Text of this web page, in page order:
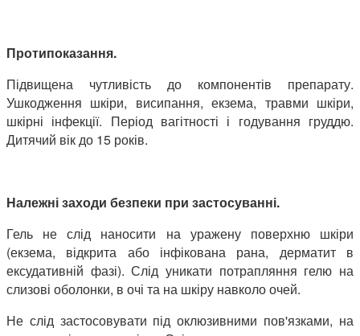
Протипоказання.
Підвищена чутливість до компонентів препарату.
Ушкодження шкіри, висипання, екзема, травми шкіри,
шкірні інфекції. Період вагітності і годування груддю.
Дитячий вік до 15 років.
Належні заходи безпеки при застосуванні.
Гель не слід наносити на уражену поверхню шкіри
(екзема, відкрита або інфікована рана, дерматит в
ексудативній фазі). Слід уникати потрапляння гелю на
слизові оболонки, в очі та на шкіру навколо очей.
Не слід застосовувати під оклюзивними пов'язками, на